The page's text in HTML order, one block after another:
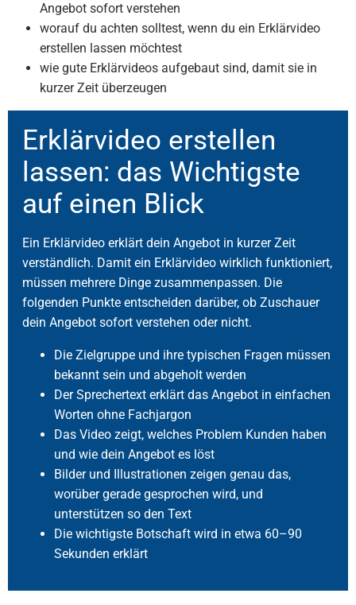
Angebot sofort verstehen
worauf du achten solltest, wenn du ein Erklärvideo
erstellen lassen möchtest
wie gute Erklärvideos aufgebaut sind, damit sie in
kurzer Zeit überzeugen
Erklärvideo erstellen
lassen: das Wichtigste
auf einen Blick
Ein Erklärvideo erklärt dein Angebot in kurzer Zeit
verständlich. Damit ein Erklärvideo wirklich funktioniert,
müssen mehrere Dinge zusammenpassen. Die
folgenden Punkte entscheiden darüber, ob Zuschauer
dein Angebot sofort verstehen oder nicht.
Die Zielgruppe und ihre typischen Fragen müssen
bekannt sein und abgeholt werden
Der Sprechertext erklärt das Angebot in einfachen
Worten ohne Fachjargon
Das Video zeigt, welches Problem Kunden haben
und wie dein Angebot es löst
Bilder und Illustrationen zeigen genau das,
worüber gerade gesprochen wird, und
unterstützen so den Text
Die wichtigste Botschaft wird in etwa 60–90
Sekunden erklärt